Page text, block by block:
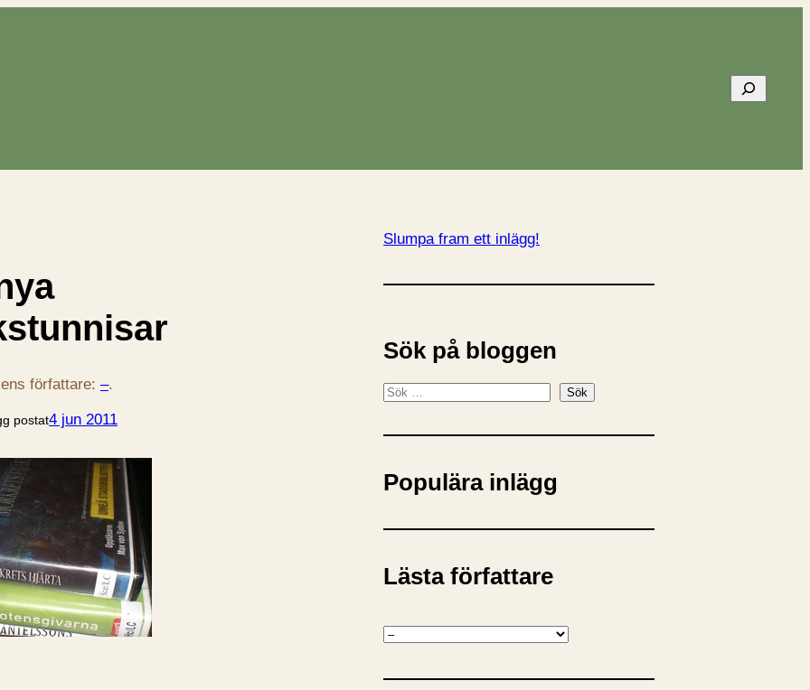
Sök
författare: –.
postat4 jun 2011
Slumpa fram ett inlägg!
Sök på bloggen
S
k
Sök
Populära inlägg
Lästa författare
K
t